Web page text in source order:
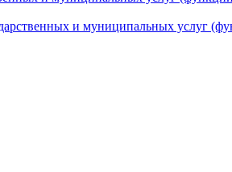
и муниципальных услуг